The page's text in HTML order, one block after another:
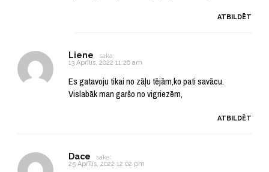
ATBILDĒT
Liene
saka:
13 Aprīlis, 2022 11:26 am
Es gatavoju tikai no zāļu tējām,ko pati savācu.
Vislabāk man garšo no vigriezēm,
ATBILDĒT
Dace
saka:
25 Aprīlis, 2022 12:02 pm